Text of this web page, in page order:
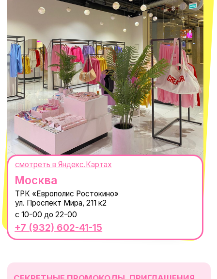
ИП Проворный Алексей Алексеевич
ИНН 667114098580
ОГРНИП 320665800076581
© 2021-2025 Macrocosm ®
Оферта
Пользовательское соглашение
Политика обработки персональных
данных